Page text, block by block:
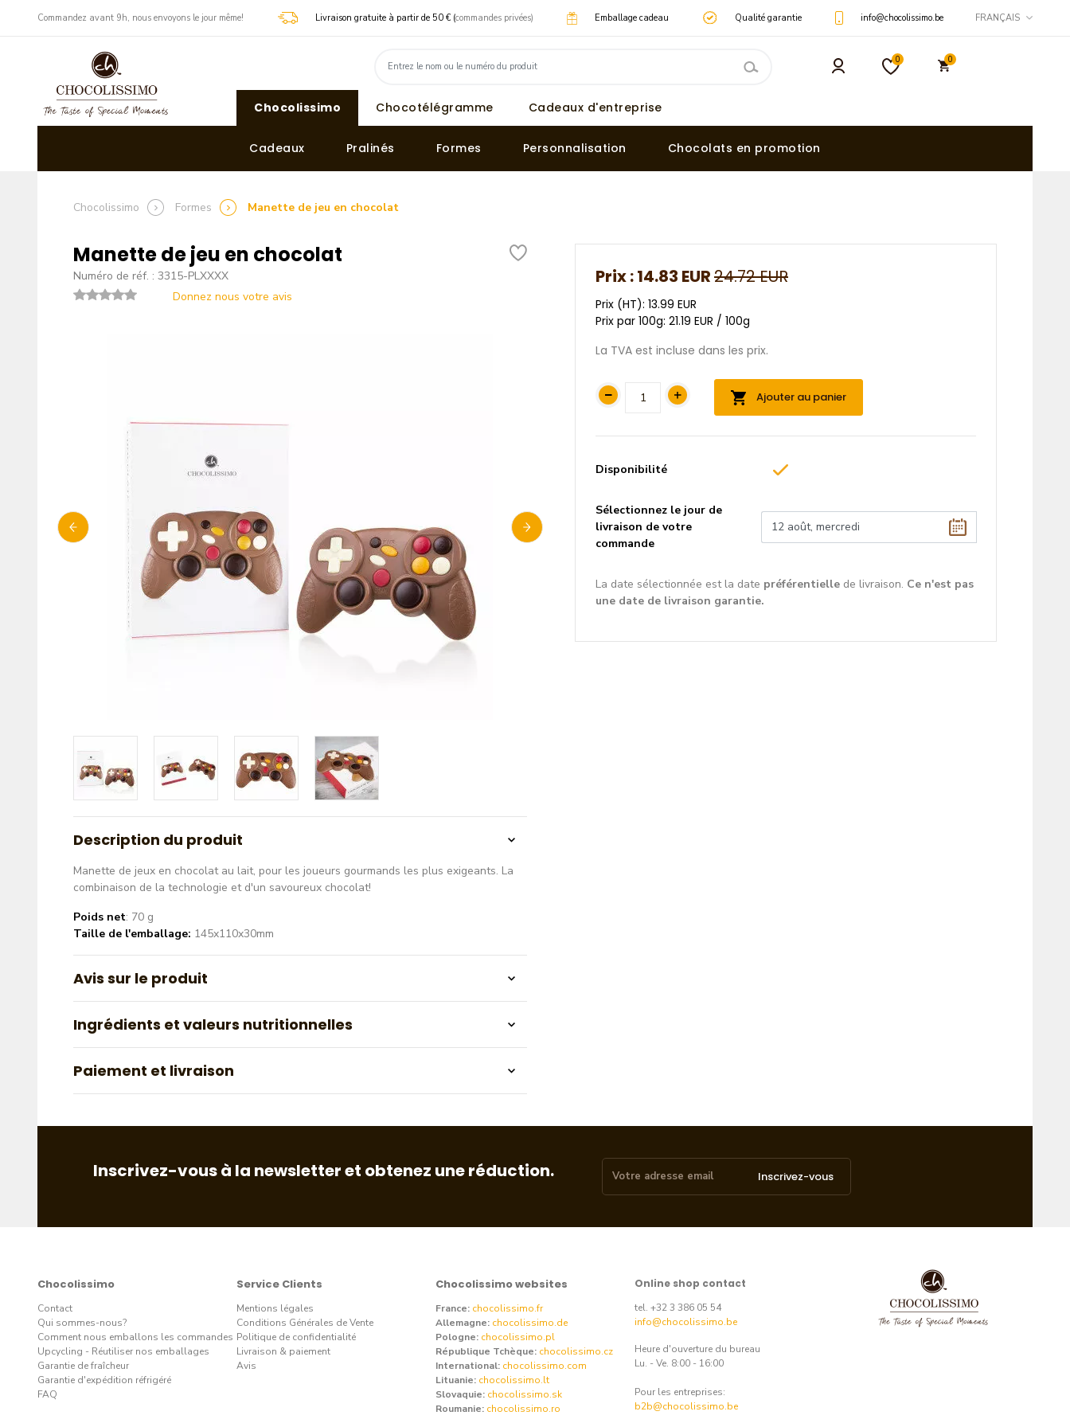
​Commandez avant 9h, nous envoyons le jour même! Livraison gratuite à partir de 50 € (commandes privées) Emballage cadeau Qualité garantie info@chocolissimo.be FRANÇAIS
0 0
Chocolissimo Chocotélégramme Cadeaux d'entreprise
Cadeaux Pralinés Formes Personnalisation Chocolats en promotion
Chocolissimo Formes Manette de jeu en chocolat
Manette de jeu en chocolat
Numéro de réf. : 3315-PLXXXX
Donnez nous votre avis
Description du produit
Manette de jeux en chocolat au lait, pour les joueurs gourmands les plus exigeants. La
combinaison de la technologie et d'un savoureux chocolat!
Poids net: 70 g
Taille de l'emballage: 145x110x30mm
Avis sur le produit
Ingrédients et valeurs nutritionnelles
Paiement et livraison
Prix :14.83 EUR24.72 EUR
Prix (HT): 13.99 EUR
Prix par 100g: 21.19 EUR / 100g
La TVA est incluse dans les prix.
Ajouter au panier
Disponibilité
Sélectionnez le jour de
livraison de votre
commande
La date sélectionnée est la date préférentielle de livraison. Ce n'est pas
une date de livraison garantie.
Inscrivez-vous à la newsletter et obtenez une réduction. Inscrivez-vous
Chocolissimo
Contact
Qui sommes-nous?
Comment nous emballons les commandes
Upcycling - Réutiliser nos emballages
Garantie de fraîcheur
Garantie d'expédition réfrigéré
FAQ
Service Clients
Mentions légales
Conditions Générales de Vente
Politique de confidentialité
Livraison & paiement
Avis
Chocolissimo websites
France: chocolissimo.fr
Allemagne: chocolissimo.de
Pologne: chocolissimo.pl
République Tchèque: chocolissimo.cz
International: chocolissimo.com
Lituanie: chocolissimo.lt
Slovaquie: chocolissimo.sk
Roumanie: chocolissimo.ro
Online shop contact
tel. +32 3 386 05 54
info@chocolissimo.be
Heure d'ouverture du bureau
Lu. - Ve. 8:00 - 16:00
Pour les entreprises:
b2b@chocolissimo.be